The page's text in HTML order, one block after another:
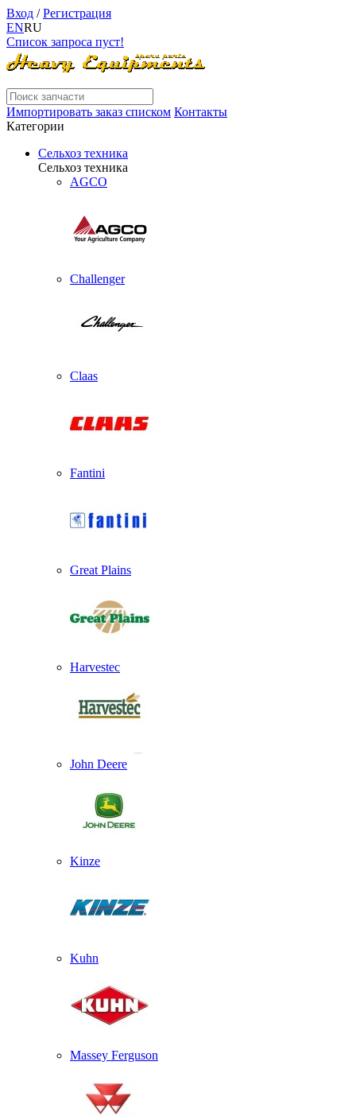
Вход /Регистрация
ENRU
Список запроса пуст!
Импортировать заказ списком Контакты
Категории
Сельхоз техника
Сельхоз техника
AGCO
Challenger
Claas
Fantini
Great Plains
Harvestec
John Deere
Kinze
Kuhn
Massey Ferguson